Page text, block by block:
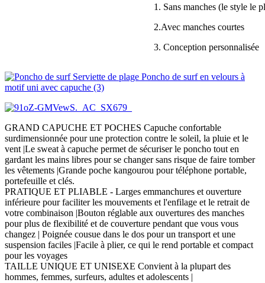
1. Sans manches (le style le
2.Avec manches courtes
3. Conception personnalisée
GRAND CAPUCHE ET POCHES Capuche confortable
surdimensionnée pour une protection contre le soleil, la pluie et le
vent |Le sweat à capuche permet de sécuriser le poncho tout en
gardant les mains libres pour se changer sans risque de faire tomber
les vêtements |Grande poche kangourou pour téléphone portable,
portefeuille et clés.
PRATIQUE ET PLIABLE - Larges emmanchures et ouverture
inférieure pour faciliter les mouvements et l'enfilage et le retrait de
votre combinaison |Bouton réglable aux ouvertures des manches
pour plus de flexibilité et de couverture pendant que vous vous
changez | Poignée cousue dans le dos pour un transport et une
suspension faciles |Facile à plier, ce qui le rend portable et compact
pour les voyages
TAILLE UNIQUE ET UNISEXE Convient à la plupart des
hommes, femmes, surfeurs, adultes et adolescents |